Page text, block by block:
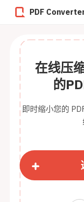
PDF
在线压
的
即时缩小您的